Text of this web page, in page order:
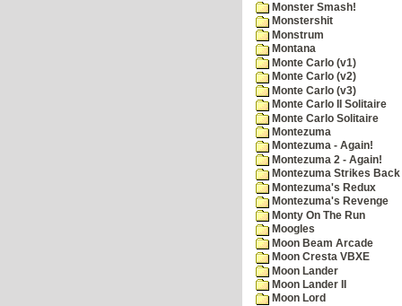
Monster Smash!
Monstershit
Monstrum
Montana
Monte Carlo (v1)
Monte Carlo (v2)
Monte Carlo (v3)
Monte Carlo II Solitaire
Monte Carlo Solitaire
Montezuma
Montezuma - Again!
Montezuma 2 - Again!
Montezuma Strikes Back
Montezuma's Redux
Montezuma's Revenge
Monty On The Run
Moogles
Moon Beam Arcade
Moon Cresta VBXE
Moon Lander
Moon Lander II
Moon Lord